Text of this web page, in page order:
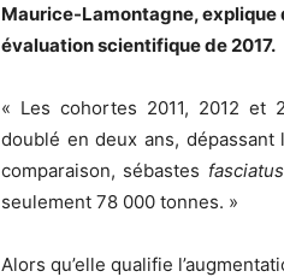
Maurice-Lamontagne, explique
évaluation scientifique de 2017.
« Les cohortes 2011, 2012 et
doublé en deux ans,
comparaison, sébastes fasciatus
seulement 78 000 tonnes. »
Alors qu’elle qualifie